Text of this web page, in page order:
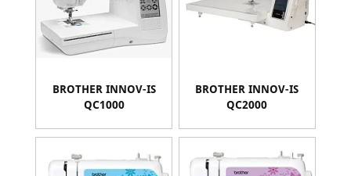
BROTHER INNOV-IS
QC1000
BROTHER INNOV-IS
QC2000